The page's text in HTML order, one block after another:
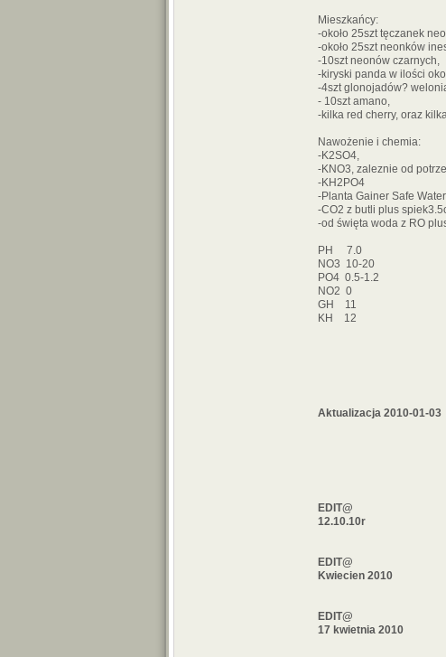
Mieszkańcy:
-około 25szt tęczanek
-około 25szt neonków
-10szt neonów czarnych,
-kiryski panda w ilości
-4szt glonojadów?
- 10szt amano,
-kilka red cherry, oraz
Nawożenie i chemia:
-K2SO4,
-KNO3, zaleznie od
-KH2PO4
-Planta Gainer Safe
-CO2 z butli plus
-od święta woda z RO
PH 7.0
NO3 10-20
PO4 0.5-1.2
NO2 0
GH 11
KH 12
Aktualizacja 2010-01-03
EDIT@
12.10.10r
EDIT@
Kwiecien 2010
EDIT@
17 kwietnia 2010